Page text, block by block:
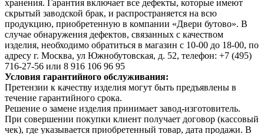
хранения. Гарантия включает все дефекты, которые имеют
скрытый заводской брак, и распространяется на всю
продукцию, приобретенную в компании «Двери бутово». В
случае обнаружения дефектов, связанных с качеством
изделия, необходимо обратиться в магазин с 10-00 до 18-00, по
адресу г. Москва, ул Южнобутовская, д. 52, телефон: +7 (495)
716-27-56 или 8 916 106 96 95
Условия гарантийного обслуживания:
Претензии к качеству изделия могут быть предъявлены в
течение гарантийного срока.
Решение о замене изделия принимает завод-изготовитель.
При совершении покупки клиент получает договор (кассовый
чек), где указывается приобретенный товар, дата продажи. В